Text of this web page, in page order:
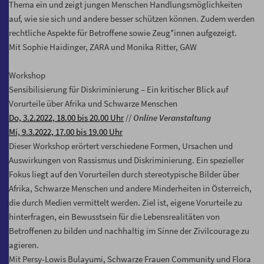
Thema ein und zeigt jungen Menschen Handlungsmöglichkeiten
auf, wie sie sich und andere besser schützen können. Zudem werden
rechtliche Aspekte für Betroffene sowie Zeug*innen aufgezeigt.
Mit Sophie Haidinger, ZARA und Monika Ritter, GAW
Workshop
Sensibilisierung für Diskriminierung – Ein kritischer Blick auf
Vorurteile über Afrika und Schwarze Menschen
Do, 3.2.2022, 18.00 bis 20.00 Uhr // Online Veranstaltung
Mi, 9.3.2022, 17.00 bis 19.00 Uhr
Dieser Workshop erörtert verschiedene Formen, Ursachen und
Auswirkungen von Rassismus und Diskriminierung. Ein spezieller
Fokus liegt auf den Vorurteilen durch stereotypische Bilder über
Afrika, Schwarze Menschen und andere Minderheiten in Österreich,
die durch Medien vermittelt werden. Ziel ist, eigene Vorurteile zu
hinterfragen, ein Bewusstsein für die Lebensrealitäten von
Betroffenen zu bilden und nachhaltig im Sinne der Zivilcourage zu
agieren.
Mit Persy-Lowis Bulayumi, Schwarze Frauen Community und Flora